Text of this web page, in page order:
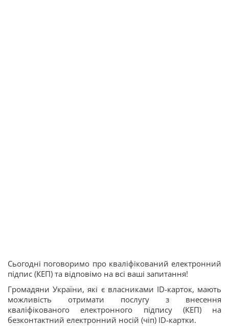
Сьогодні поговоримо про кваліфікований електронний
підпис (КЕП) та відповімо на всі ваші запитання!
Громадяни України, які є власниками ID-карток, мають
можливість отримати послугу з внесення
кваліфікованого електронного підпису (КЕП) на
безконтактний електронний носій (чіп) ID-картки.